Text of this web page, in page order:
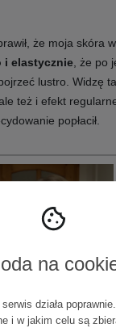
na
działa
i w jakim celu są
że moja skóra
i elastycznie, że po
lustro. Widzę
też i efekt
popłacił.